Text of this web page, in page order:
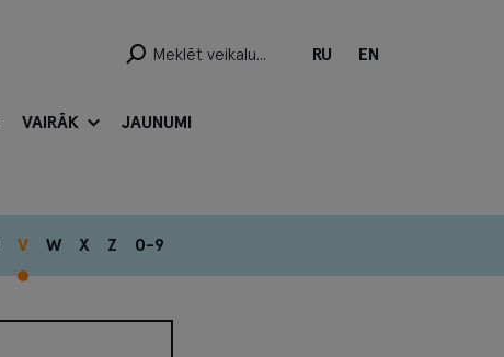
RU EN
VAIRĀK JAUNUMI
V W X Z 0-9